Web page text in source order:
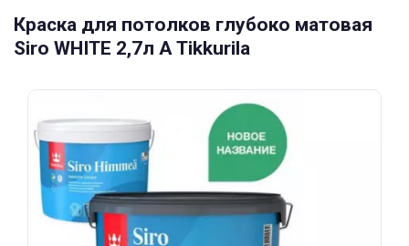
Краска для потолков глубоко матовая
Siro WHITE 2,7л A Tikkurila
оплатуна части
без переплат
График платежей
Сегодня
25 %